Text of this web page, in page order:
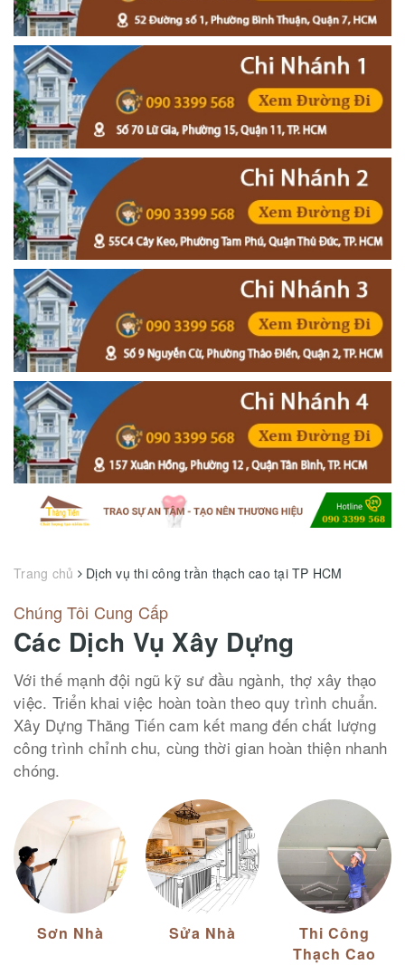
Trang chủ Dịch vụ thi công trần thạch cao tại TP HCM
Chúng Tôi Cung Cấp
Các Dịch Vụ Xây Dựng
Với thế mạnh đội ngũ kỹ sư đầu ngành, thợ xây thạo
việc. Triển khai việc hoàn toàn theo quy trình chuẩn.
Xây Dựng Thăng Tiến cam kết mang đến chất lượng
công trình chỉnh chu, cùng thời gian hoàn thiện nhanh
chóng.
Sơn Nhà Sửa Nhà
Thi Công
Thạch Cao